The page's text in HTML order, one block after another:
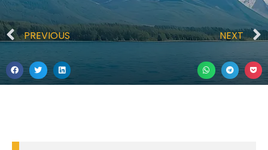
PREVIOUS NEXT